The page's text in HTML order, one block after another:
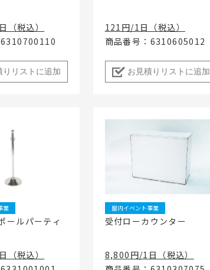
（税込）
りリストに追加
121円/1日（税込）
商品番号：6310605012
お見積りリストに追加
業
ールパーティ
（税込）
屋内イベント事業
受付ローカウンター
8,800円/1日（税込）